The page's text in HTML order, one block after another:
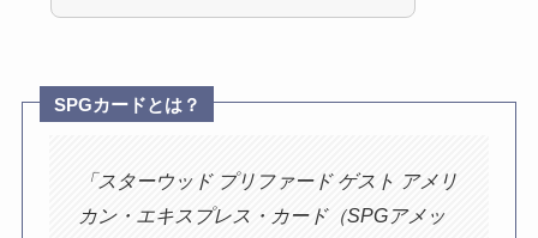
SPGカードとは？
「スターウッド プリファード ゲスト アメリ
カン・エキスプレス・カード（SPGアメッ